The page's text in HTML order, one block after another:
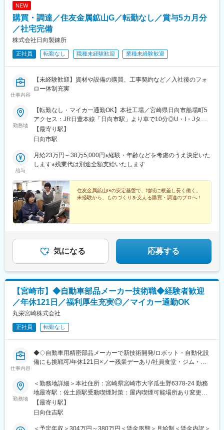
NEW
購買・調達／住友金属鉱山G／転勤なし／賞与5カ月分
／社宅完備
株式会社日向製錬所
正社員 転勤なし 職種未経験歓迎 業種未経験歓迎
仕事内容
【未経験歓迎】資材や設備の購買、工事契約など／入社後のフォ
ロー体制充実
勤務地
【転勤なし・マイカー通勤OK】本社工場／宮崎県日向市船場町5
アクセス：JR日豊本線「日向市駅」より車で10分◎U・I・Jター
ン歓迎◎受動喫煙対策：あり（分煙／喫煙所あり）
【最寄り駅】
日向市駅
給与
月給23万円～38万5,000円※経験・年齢などを考慮のうえ決定いた
します※残業代は別途全額支給いたします
住友金属鉱山Gの安定基盤で、地域に根差し長く働く。
未経験から、ものづくりを支える購買・調達のプロへ！
気になる 応募する
【宮崎市】◆自動車部品メーカー技術職◆経験者歓迎
／年休121日／福利厚生充実◎／マイカー通勤OK
丸栄宮崎株式会社
正社員 転勤なし
仕事内容
◆◇自動車用精密部品メーカーで新技術開発/ロボット・自動化設
備にも挑戦可/年休121日×ノー残業デーあり/社員食堂・ジム・ス
■おすすめPOINT ＼「どこにもない装置」を生み出す技術総合職
／
・自動車用精密部品の新製品設計から試作、設備・ロボット開発
まで、一連のモノづくりに関われます！
・2025年開設の新オフィス勤務予定◎社員食堂（1食200円）、ト
勤務地
＜勤務地詳細＞本社住所：宮崎県宮崎市大字瓜生野6378-24 勤務
地最寄駅：佐土原駅受動喫煙対策：屋内喫煙可能場所あり変更の
範囲：無
【最寄り駅】
日向住吉駅
＜予定年収＞304万円～380万円＜賃金形態＞月給制＜賃金内訳＞